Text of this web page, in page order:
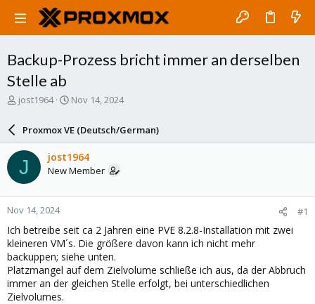
Backup-Prozess bricht immer an derselben
Stelle ab
T
a
d
s
t
a
r
t
e
r
jost1964
S
a
r
d
a
e
Nov 14, 2024
Proxmox VE (Deutsch/German)
J jost1964
New Member
Nov 14, 2024 #1
Ich betreibe seit ca 2 Jahren eine PVE 8.2.8-Installation mit zwei
kleineren VM´s. Die größere davon kann ich nicht mehr
backuppen; siehe unten.
Platzmangel auf dem Zielvolume schließe ich aus, da der Abbruch
immer an der gleichen Stelle erfolgt, bei unterschiedlichen
Zielvolumes.